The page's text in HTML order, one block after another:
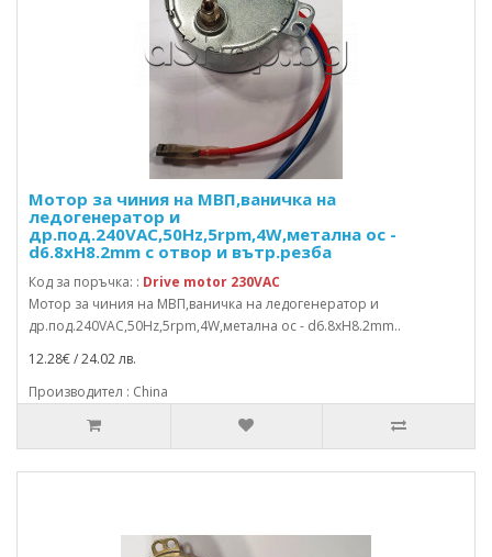
Мотор за чиния на МВП,ваничка на
ледогенератор и
др.под.240VAC,50Hz,5rpm,4W,метална ос -
d6.8xH8.2mm с отвор и вътр.резба
Код за поръчка: : Drive motor 230VAC
Мотор за чиния на МВП,ваничка на ледогенератор и
др.под.240VAC,50Hz,5rpm,4W,метална ос - d6.8xH8.2mm..
12.28€ / 24.02 лв.
Производител : China